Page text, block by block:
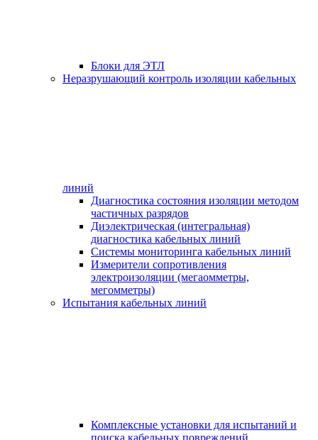
Блоки для ЭТЛ
Неразрушающий контроль изоляции кабельных
линий
Диагностика состояния изоляции методом
частичных разрядов
Диэлектрическая (интегральная)
диагностика кабельных линий
Системы мониторинга кабельных линий
Измерители сопротивления
электроизоляции (мегаомметры,
мегомметры)
Испытания кабельных линий
Комплексные установки для испытаний и
поиска кабельных повреждений